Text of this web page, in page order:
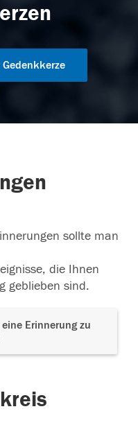
sollte man
die Ihnen
geblieben sind.
Erinnerung zu